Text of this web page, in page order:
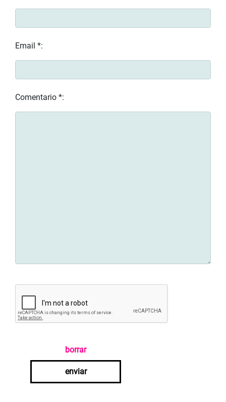
Email *:
Comentario *:
borrar
enviar